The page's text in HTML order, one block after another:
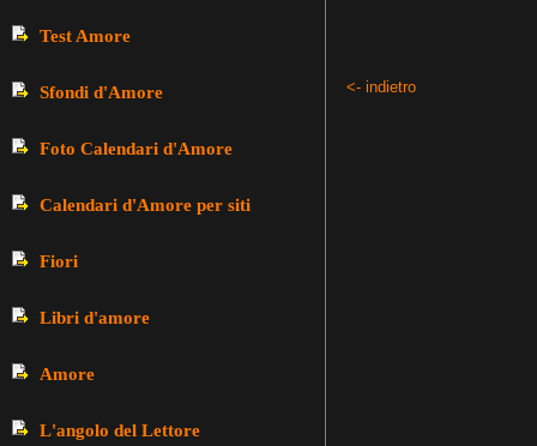
Test Amore
Sfondi d'Amore
Foto Calendari d'Amore
Calendari d'Amore per siti
Fiori
Libri d'amore
Amore
L'angolo del Lettore
<- indietro